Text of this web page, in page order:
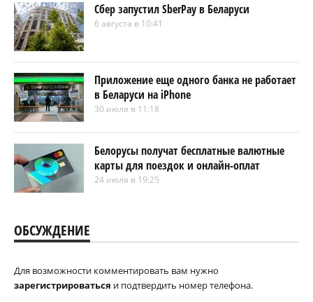
Сбер запустил SberPay в Беларуси
6 августа в 10:41
Приложение еще одного банка не работает
в Беларуси на iPhone
30 июля в 11:18
Белорусы получат бесплатные валютные
карты для поездок и онлайн-оплат
24 июля в 19:25
ОБСУЖДЕНИЕ
Для возможности комментировать вам нужно
зарегистрироваться и подтвердить номер телефона.